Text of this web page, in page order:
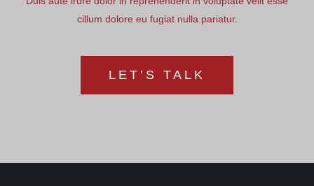
cillum dolore eu fugiat nulla pariatur.
LET’S TALK